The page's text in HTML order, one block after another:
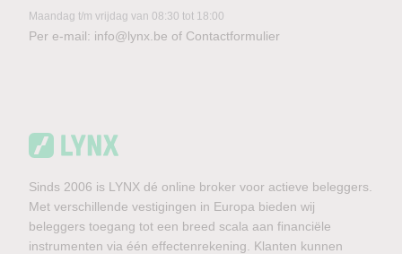
Maandag t/m vrijdag van 08:30 tot 18:00
Per e-mail: info@lynx.be of Contactformulier
Sinds 2006 is LYNX dé online broker voor actieve beleggers.
Met verschillende vestigingen in Europa bieden wij
beleggers toegang tot een breed scala aan financiële
instrumenten via één effectenrekening. Klanten kunnen